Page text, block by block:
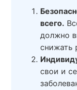
всего.
должно
снижать
свои и